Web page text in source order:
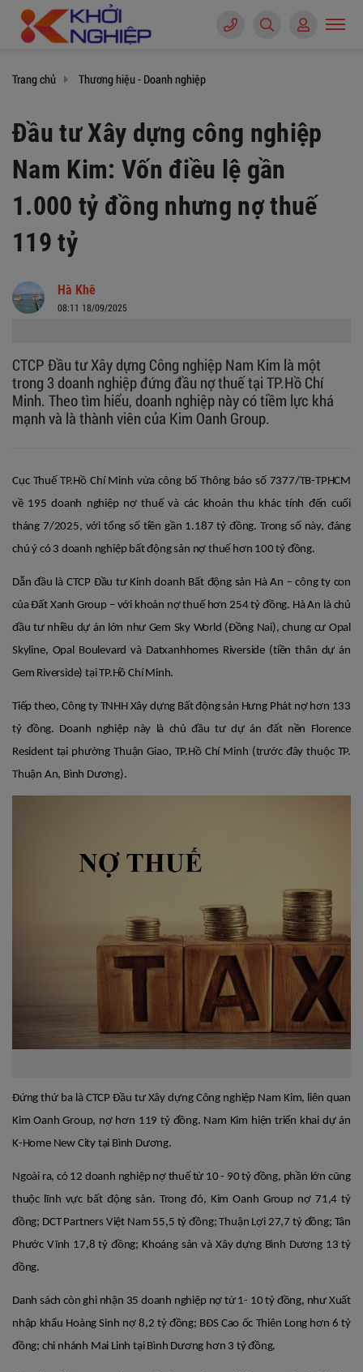
Trang chủ Thương hiệu - Doanh nghiệp
Đầu tư Xây dựng công nghiệp
Nam Kim: Vốn điều lệ gần
1.000 tỷ đồng nhưng nợ thuế
119 tỷ
Hà Khê
08:11 18/09/2025
​​​​​​​CTCP Đầu tư Xây dựng Công nghiệp Nam Kim là một
trong 3 doanh nghiệp đứng đầu nợ thuế tại TP.Hồ Chí
Minh. Theo tìm hiểu, doanh nghiệp này có tiềm lực khá
mạnh và là thành viên của Kim Oanh Group.
Cục Thuế TP.Hồ Chí Minh vừa công bố Thông báo số 7377/TB-TPHCM
về 195 doanh nghiệp nợ thuế và các khoản thu khác tính đến cuối
tháng 7/2025, với tổng số tiền gần 1.187 tỷ đồng. Trong số này, đáng
chú ý có 3 doanh nghiệp bất động sản nợ thuế hơn 100 tỷ đồng.
Dẫn đầu là CTCP Đầu tư Kinh doanh Bất động sản Hà An – công ty con
của Đất Xanh Group – với khoản nợ thuế hơn 254 tỷ đồng. Hà An là chủ
đầu tư nhiều dự án lớn như Gem Sky World (Đồng Nai), chung cư Opal
Skyline, Opal Boulevard và Datxanhhomes Riverside (tiền thân dự án
Gem Riverside) tại TP.Hồ Chí Minh.
Tiếp theo, Công ty TNHH Xây dựng Bất động sản Hưng Phát nợ hơn 133
tỷ đồng. Doanh nghiệp này là chủ đầu tư dự án đất nền Florence
Resident tại phường Thuận Giao, TP.Hồ Chí Minh (trước đây thuộc TP.
Thuận An, Bình Dương).
Đứng thứ ba là CTCP Đầu tư Xây dựng Công nghiệp Nam Kim, liên quan
Kim Oanh Group, nợ hơn 119 tỷ đồng. Nam Kim hiện triển khai dự án
K-Home New City tại Bình Dương.
Ngoài ra, có 12 doanh nghiệp nợ thuế từ 10 - 90 tỷ đồng, phần lớn cũng
thuộc lĩnh vực bất động sản. Trong đó, Kim Oanh Group nợ 71,4 tỷ
đồng; DCT Partners Việt Nam 55,5 tỷ đồng; Thuận Lợi 27,7 tỷ đồng; Tân
Phước Vĩnh 17,8 tỷ đồng; Khoáng sản và Xây dựng Bình Dương 13 tỷ
đồng.
Danh sách còn ghi nhận 35 doanh nghiệp nợ từ 1- 10 tỷ đồng, như Xuất
nhập khẩu Hoàng Sinh nợ 8,2 tỷ đồng; BĐS Cao ốc Thiên Long hơn 6 tỷ
đồng; chi nhánh Mai Linh tại Bình Dương hơn 3 tỷ đồng.